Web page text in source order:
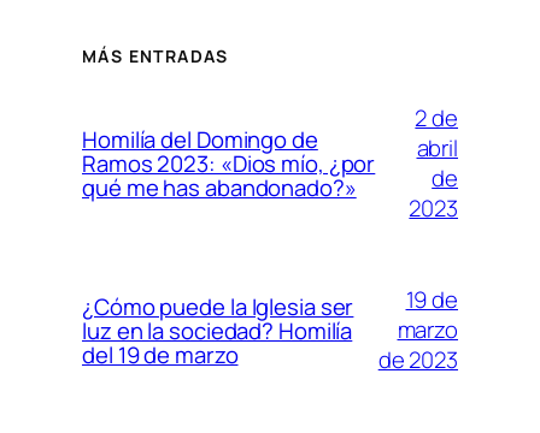
MÁS ENTRADAS
Homilía del Domingo de
Ramos 2023: «Dios mío, ¿por
qué me has abandonado?»
2 de
abril
de
2023
¿Cómo puede la Iglesia ser
luz en la sociedad? Homilía
del 19 de marzo
19 de
marzo
de 2023